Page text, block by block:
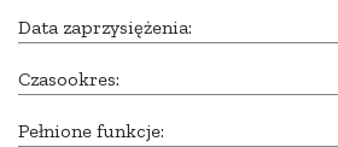
Data zaprzysiężenia:
Czasookres:
Pełnione funkcje: